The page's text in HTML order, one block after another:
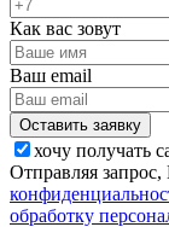
Как вас зовут
Ваш email
хочу получать
Отправляя
обработку